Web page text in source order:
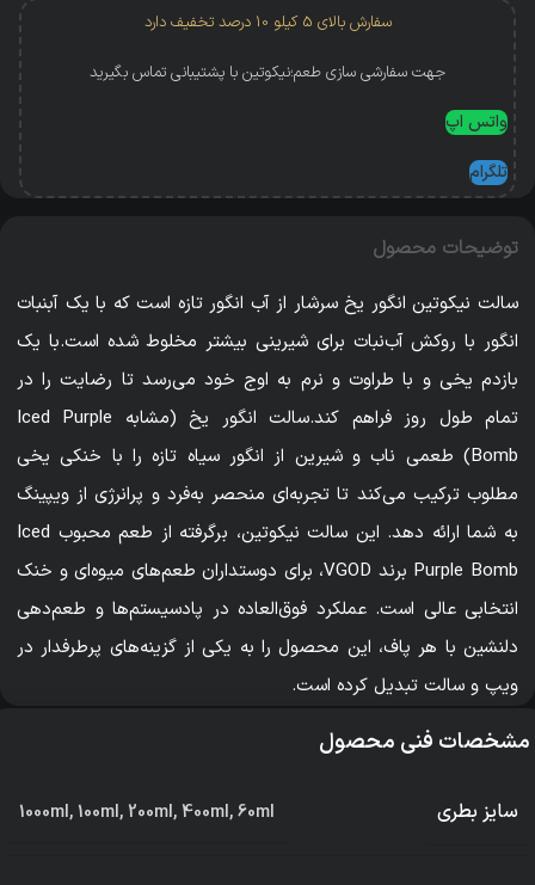
سفارش بالای 5 کیلو 10 درصد تخفیف دارد
جهت سفارشی سازی طعم؛نیکوتین با پشتیبانی تماس بگیرید
واتس اپ
تلگرام
توضیحات محصول
سالت‌ نیکوتین انگور یخ سرشار از آب انگور تازه است که با یک آبنبات
انگور با روکش آب‌نبات برای شیرینی بیشتر مخلوط شده است.با یک
بازدم یخی و با طراوت و نرم به اوج خود می‌رسد تا رضایت را در
تمام طول روز فراهم کند.
سالت انگور یخ (مشابه Iced Purple
Bomb) طعمی ناب و شیرین از انگور سیاه تازه را با خنکی یخی
مطلوب ترکیب می‌کند تا تجربه‌ای منحصر به‌فرد و پرانرژی از ویپینگ
به شما ارائه دهد. این سالت نیکوتین، برگرفته از طعم محبوب Iced
Purple Bomb برند VGOD، برای دوستداران طعم‌های میوه‌ای و خنک
انتخابی عالی است. عملکرد فوق‌العاده در پادسیستم‌ها و طعم‌دهی
دلنشین با هر پاف، این محصول را به یکی از گزینه‌های پرطرفدار در
ویپ و سالت تبدیل کرده است.
مشخصات فنی محصول
سایز بطری 1000ml,100ml, 200ml, 400ml,60ml